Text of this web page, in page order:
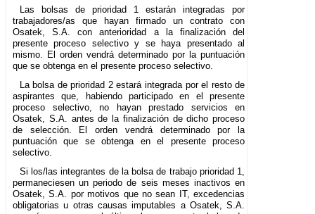
Las bolsas de prioridad 1 estarán integradas por
trabajadores/as que hayan firmado un contrato con
Osatek, S.A. con anterioridad a la finalización del
presente proceso selectivo y se haya presentado al
mismo. El orden vendrá determinado por la puntuación
que se obtenga en el presente proceso selectivo.
La bolsa de prioridad 2 estará integrada por el resto de
aspirantes que, habiendo participado en el presente
proceso selectivo, no hayan prestado servicios en
Osatek, S.A. antes de la finalización de dicho proceso
de selección. El orden vendrá determinado por la
puntuación que se obtenga en el presente proceso
selectivo.
Si los/las integrantes de la bolsa de trabajo prioridad 1,
permaneciesen un periodo de seis meses inactivos en
Osatek, S.A. por motivos que no sean IT, excedencias
obligatorias u otras causas imputables a Osatek, S.A.